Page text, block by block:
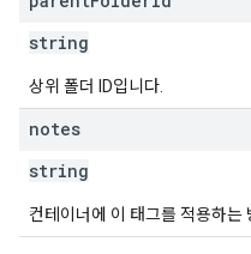
string
상위 폴더 ID입니다.
notes
string
컨테이너에 이 태그를 적용하는